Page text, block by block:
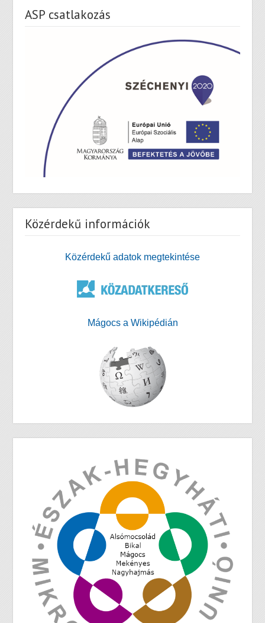
ASP csatlakozás
Közérdekű információk
Közérdekű adatok megtekintése
Mágocs a Wikipédián